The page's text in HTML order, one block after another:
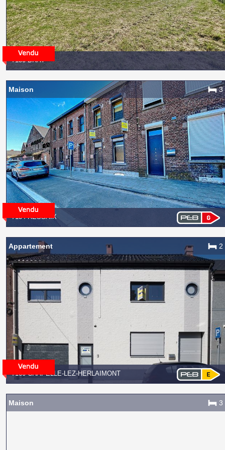
7130 BRAY
7134 RESSAIX
Maison 3
7160 CHAPELLE-LEZ-HERLAIMONT
Appartement 2
Maison 3